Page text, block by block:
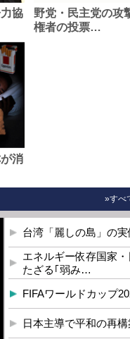
協
野党・民主党の攻
権者の投票…
消
»すべ
台湾「麗しの島」の実
エネルギー依存国家
たざる｢弱み…
FIFAワールドカップ
日本主導で平和の再構